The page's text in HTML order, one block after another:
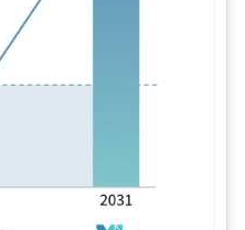
Imagen © Mordor Intelligence. El uso